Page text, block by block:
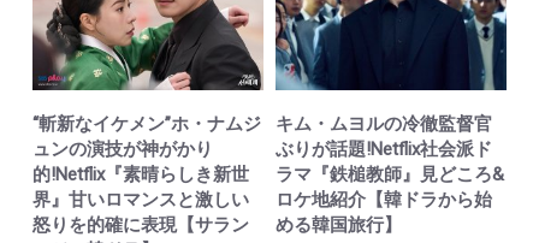
“斬新なイケメン”ホ・ナムジ
ュンの演技が神がかり
的!Netflix『素晴らしき新世
界』甘いロマンスと激しい
怒りを的確に表現【サラン
キム・ムヨルの冷徹監督官
ぶりが話題!Netflix社会派ド
ラマ『鉄槌教師』見どころ&
ロケ地紹介【韓ドラから始
める韓国旅行】